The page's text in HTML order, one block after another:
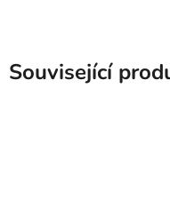
Související